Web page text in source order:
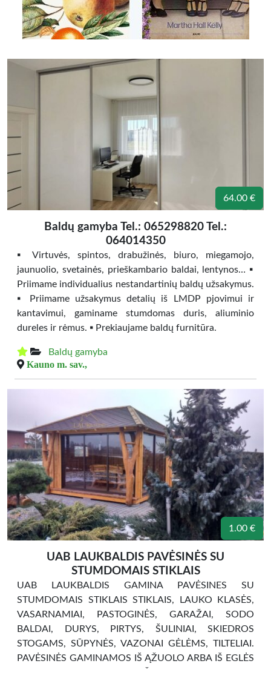
64.00 €
Baldų gamyba Tel.: 065298820 Tel.:
064014350
▪️ Virtuvės, spintos, drabužinės, biuro, miegamojo,
jaunuolio, svetainės, prieškambario baldai, lentynos… ▪️
Priimame individualius nestandartinių baldų užsakymus.
▪️ Priimame užsakymus detalių iš LMDP pjovimui ir
kantavimui, gaminame stumdomas duris, aliuminio
dureles ir rėmus. ▪️ Prekiaujame baldų furnitūra.️
Baldų gamyba
Kauno m. sav.,
1.00 €
UAB LAUKBALDIS PAVĖSINĖS SU
STUMDOMAIS STIKLAIS
UAB LAUKBALDIS GAMINA PAVĖSINES SU
STUMDOMAIS STIKLAIS STIKLAIS, LAUKO KLASĖS,
VASARNAMIAI, PASTOGINĖS, GARAŽAI, SODO
BALDAI, DURYS, PIRTYS, ŠULINIAI, SKIEDROS
STOGAMS, SŪPYNĖS, VAZONAI GĖLĖMS, TILTELIAI.
PAVĖSINĖS GAMINAMOS IŠ ĄŽUOLO ARBA IŠ EGLĖS